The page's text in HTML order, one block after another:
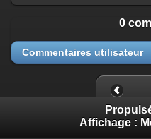
0
Commentaires utilisateur
Affichage :